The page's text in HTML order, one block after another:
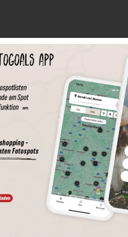
deiner Tasche
Spots speichern
Spotdetails
Filterfunktion
einfacher mit unserer
genieße einen größeren